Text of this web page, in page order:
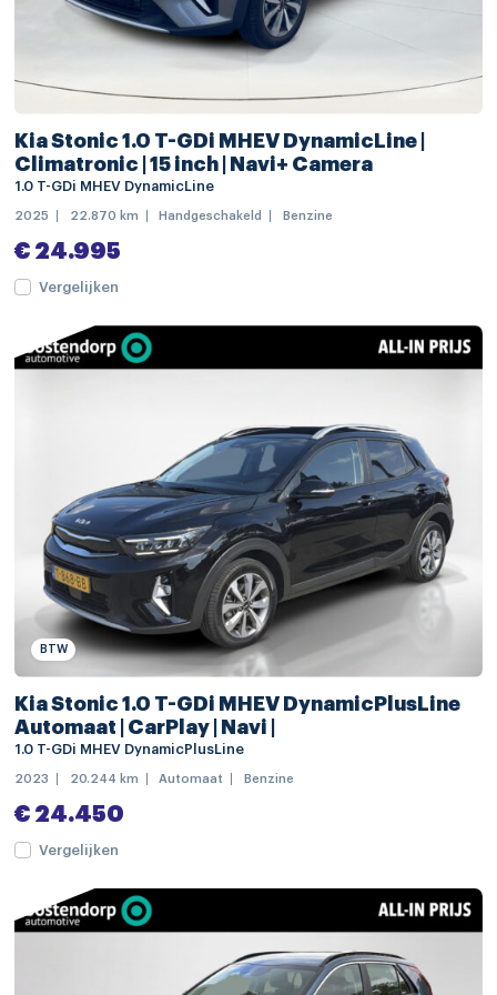
buitenspiegels in andere kleur
dakrails
dimlichten automatisch
elektrisch bedienbare achterklep met sensorsturing
extra getint glas
keyless entry
LED mistlampen
regensensor
Apple Carplay/Android Auto
navigatiesysteem full map
audio installatie premium
Bluetooth telefoonvoorbereiding
connected services
DAB ontvanger
draadloze telefoonlader
spraakbediening
volledig digitaal instrumentenpaneel
electronic climate controle
Kia Stonic 1.0 T-GDi MHEV DynamicLine |
Climatronic | 15 inch | Navi+ Camera
1.0 T-GDi MHEV DynamicLine
2025 22.870 km Handgeschakeld Benzine
€ 24.995
Vergelijken
BTW
Kia Stonic 1.0 T-GDi MHEV DynamicPlusLine
Automaat | CarPlay | Navi |
1.0 T-GDi MHEV DynamicPlusLine
2023 20.244 km Automaat Benzine
€ 24.450
Vergelijken